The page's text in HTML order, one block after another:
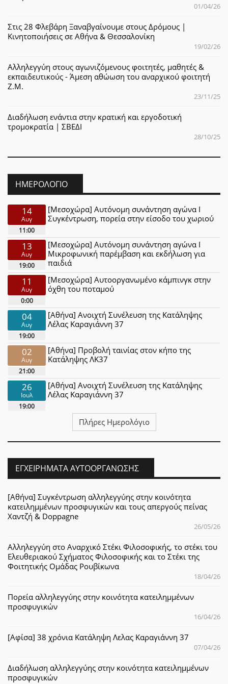
01/04/26
Στις 28 Φλεβάρη Ξαναβγαίνουμε στους Δρόμους |
Κινητοποιήσεις σε Αθήνα & Θεσσαλονίκη
19/02/26
Αλληλεγγύη στους αγωνιζόμενους φοιτητές, μαθητές &
εκπαιδευτικούς - Άμεση αθώωση του αναρχικού φοιτητή
Ζ.Μ.
23/11/25
Διαδήλωση ενάντια στην κρατική και εργοδοτική
τρομοκρατία | ΣΒΕΔΙ
28/10/25
ΗΜΕΡΟΛΌΓΙΟ
14
Αυγ
11:00
[Μεσοχώρα] Αυτόνομη συνάντηση αγώνα Ι
Συγκέντρωση, πορεία στην είσοδο του χωριού
13
Αυγ
19:00
[Μεσοχώρα] Αυτόνομη συνάντηση αγώνα Ι
Μικροφωνική παρέμβαση και εκδήλωση για
παιδιά
11
Αυγ
0:00
[Μεσοχώρα] Αυτοοργανωμένο κάμπινγκ στην
όχθη του ποταμού
04
Αυγ
19:00
[Αθήνα] Ανοιχτή Συνέλευση της Κατάληψης
Λέλας Καραγιάννη 37
02
Αυγ
21:00
[Αθήνα] Προβολή ταινίας στον κήπο της
Κατάληψης ΛΚ37
26
Ιουλ
19:00
[Αθήνα] Ανοιχτή Συνέλευση της Κατάληψης
Λέλας Καραγιάννη 37
Πλήρες Ημερολόγιο
ΕΓΧΕΙΡΉΜΑΤΑ ΑΥΤΟΟΡΓΆΝΩΣΗΣ
[Αθήνα] Συγκέντρωση αλληλεγγύης στην κοινότητα
κατειλημμένων προσφυγικών και τους απεργούς πείνας
Χαντζή & Doppagne
26/05/26
Αλληλεγγύη στο Αναρχικό Στέκι Φιλοσοφικής, το στέκι του
Ελευθεριακού Σχήματος Φιλοσοφικής και το Στέκι της
Φοιτητικής Ομάδας Ρουβίκωνα
18/04/26
Πορεία αλληλεγγύης στην κοινότητα κατειλημμένων
προσφυγικών
16/04/26
[Αφίσα] 38 χρόνια Κατάληψη Λελας Καραγιάννη 37
07/04/26
Διαδήλωση αλληλεγγύης στην κοινότητα κατειλημμένων
προσφυγικών